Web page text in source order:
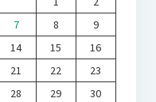
7 8
9
14 15
16
21 22
23
28 29
30